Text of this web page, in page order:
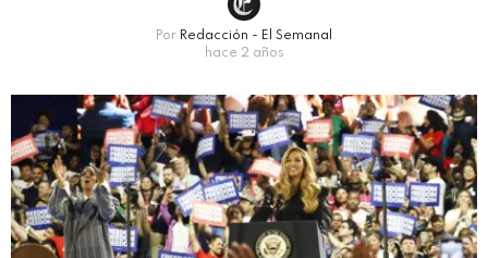
Por Redacción - El Semanal
hace 2 años